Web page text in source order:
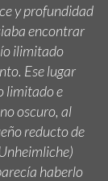
y profundidad
encontrar
ilimitado
Ese lugar
limitado e
oscuro, al
reducto de
haberlo